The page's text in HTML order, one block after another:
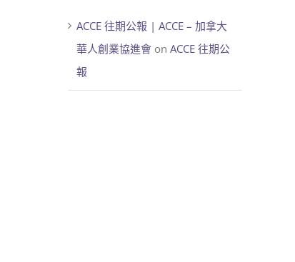
ACCE 往期公報 | ACCE – 加拿大
華人創業協進會on ACCE 往期公
報